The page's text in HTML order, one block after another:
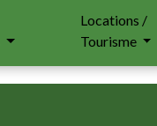
Locations /
Tourisme